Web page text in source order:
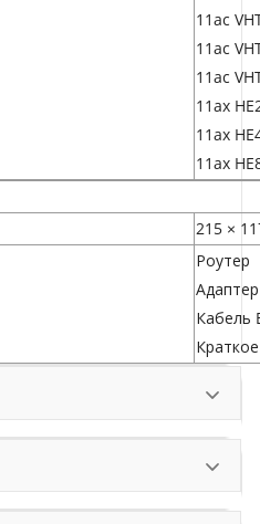
11ac
11ac
11ac
11ax
11ax
11ax
215 ×
Роутер
Кабель